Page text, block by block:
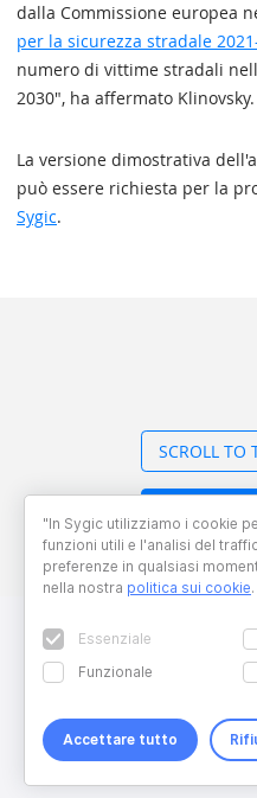
dalla Commissione europea
per la sicurezza stradale
numero di vittime stradali
2030", ha affermato Klinovsky.
La versione dimostrativa
può essere richiesta per la
Sygic.
SCROLL TO
Copyright © 2026 Sygic. All
"In Sygic utilizziamo i cookie
funzioni utili e l'analisi del
preferenze in qualsiasi
nella nostra politica sui cookie.
Essenziale
Funzionale
Accettare tutto